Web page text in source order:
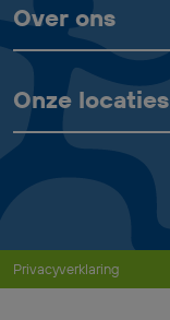
Over ons
Onze locaties
Privacyverklaring